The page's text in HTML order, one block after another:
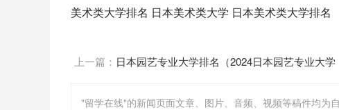
美术类大学排名 日本美术类大学 日本美术类大学排名
上一篇： 日本园艺专业大学排名（2024日本园艺专业大学
"留学在线"的新闻页面文章、图片、音频、视频等稿件均为